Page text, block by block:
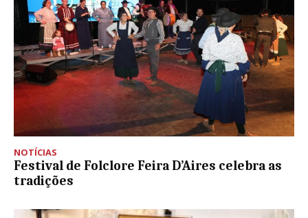
NOTÍCIAS
Festival de Folclore Feira D’Aires celebra as
tradições